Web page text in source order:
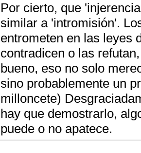
Por cierto, que
similar a 'intromisión'.
entrometen en las leyes
contradicen o las
bueno, eso no solo
sino probablemente un
milloncete)
hay que demostrarlo,
puede o no apatece.